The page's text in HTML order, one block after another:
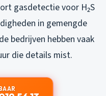
gasdetectie voor H₂S
in gemengde
bedrijven hebben vaak
die details mist.